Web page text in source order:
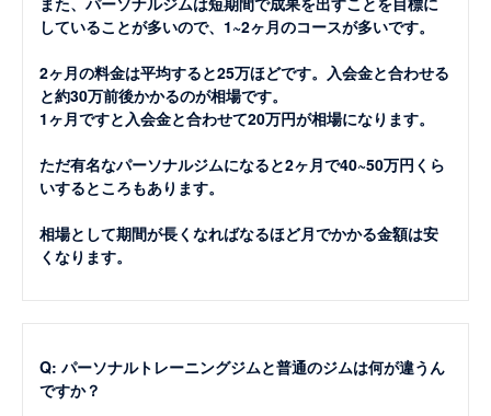
していることが多いので、1~2ヶ月のコースが多いです。
2ヶ月の料金は平均すると25万ほどです。入会金と合わせる
と約30万前後かかるのが相場です。
1ヶ月ですと入会金と合わせて20万円が相場になります。
ただ有名なパーソナルジムになると2ヶ月で40~50万円くら
いするところもあります。
相場として期間が長くなればなるほど月でかかる金額は安
くなります。
Q: パーソナルトレーニングジムと普通のジムは何が違うん
ですか？